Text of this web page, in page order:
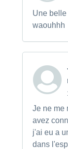
Une
waouhhh
Je ne me
avez
j'ai eu a
dans